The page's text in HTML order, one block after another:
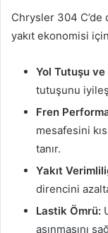
Chrysler 304 C’de
yakıt ekonomisi
Yol Tutuşu
tutuşunu
Fren
mesafesini
tanır.
Yakıt
direncini
Lastik Ömrü:
aşınmasını